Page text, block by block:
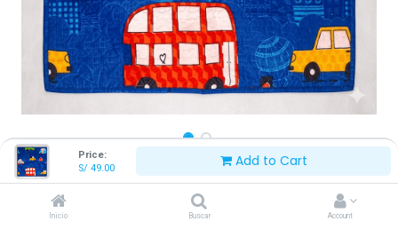
Price:
S/ 49.00 Add to Cart
Inicio Buscar Account
ALFOMBRA PARA CONEJO TALLA L
CUADRADA MACHO (117*117 CM) -